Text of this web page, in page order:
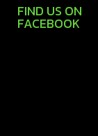
FIND US ON
FACEBOOK